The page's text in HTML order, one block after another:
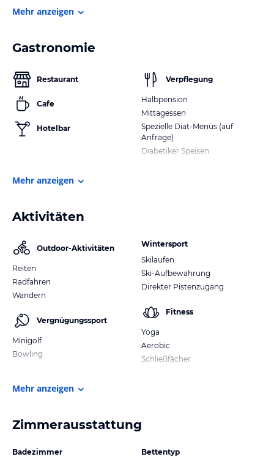
Mehr anzeigen
Gastronomie
Restaurant
Cafe
Hotelbar
Verpflegung
Halbpension
Mittagessen
Spezielle Diät-Menüs (auf
Anfrage)
Diabetiker Speisen
Mehr anzeigen
Aktivitäten
Outdoor-Aktivitäten
Reiten
Radfahren
Wandern
Vergnügungssport
Minigolf
Bowling
Wintersport
Skilaufen
Ski-Aufbewahrung
Direkter Pistenzugang
Fitness
Yoga
Aerobic
Schließfächer
Mehr anzeigen
Zimmerausstattung
Badezimmer
Bettentyp